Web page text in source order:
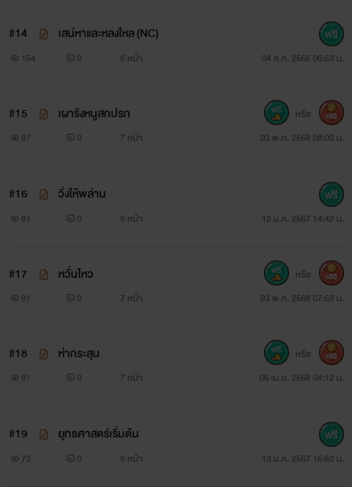
#14 เสน่หาและหลงใหล (NC)
154 0 6 หน้า 04 ต.ค. 2566 06:53 น.
#15 เผารังหนูสกปรก
87 0 7 หน้า 03 พ.ค. 2568 08:00 น.
หรือ 600
#16 วิ่งให้พล่าน
81 0 6 หน้า 12 ม.ค. 2567 14:42 น.
#17 หวั่นไหว
91 0 7 หน้า 03 พ.ค. 2568 07:59 น.
หรือ 600
#18 ห่ากระสุน
81 0 7 หน้า 06 เม.ย. 2568 04:12 น.
หรือ 600
#19 ยุทธศาสตร์เริ่มต้น
72 0 6 หน้า 13 ม.ค. 2567 15:50 น.